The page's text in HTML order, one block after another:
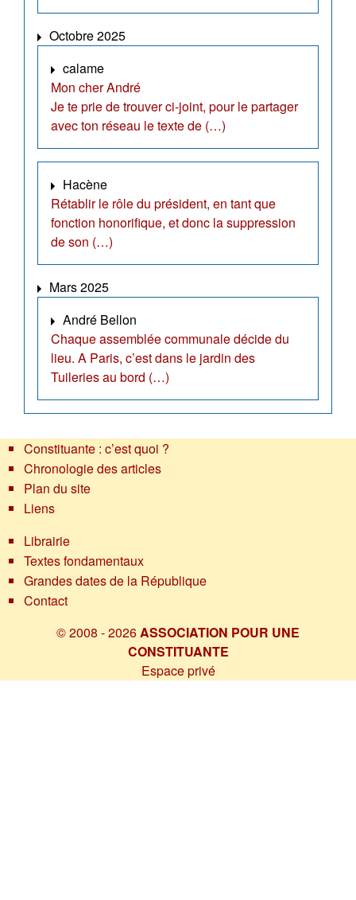
Octobre 2025
calame
Mon cher André
Je te prie de trouver ci-joint, pour le partager
avec ton réseau le texte de (…)
Hacène
Rétablir le rôle du président, en tant que
fonction honorifique, et donc la suppression
de son (…)
Mars 2025
André Bellon
Chaque assemblée communale décide du
lieu. A Paris, c’est dans le jardin des
Tuileries au bord (…)
Constituante : c’est quoi ?
Chronologie des articles
Plan du site
Liens
Librairie
Textes fondamentaux
Grandes dates de la République
Contact
© 2008 - 2026ASSOCIATION POUR UNE
CONSTITUANTE
Espace privé